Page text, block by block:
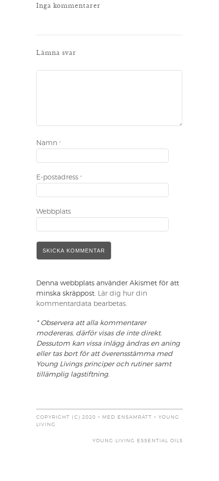
Inga kommentarer
Lämna svar
Namn *
E-postadress *
Webbplats
Denna webbplats använder Akismet för att
minska skräppost. Lär dig hur din
kommentardata bearbetas.
* Observera att alla kommentarer
modereras, därför visas de inte direkt.
Dessutom kan vissa inlägg ändras en aning
eller tas bort för att överensstämma med
Young Livings principer och rutiner samt
tillämplig lagstiftning.
COPYRIGHT (C) 2020 – MED ENSAMRÄTT – YOUNG
LIVING
YOUNG LIVING ESSENTIAL OILS